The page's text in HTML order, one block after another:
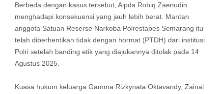
Berbeda dengan kasus tersebut, Aipda Robiq Zaenudin
menghadapi konsekuensi yang jauh lebih berat. Mantan
anggota Satuan Reserse Narkoba Polrestabes Semarang itu
telah diberhentikan tidak dengan hormat (PTDH) dari institusi
Polri setelah banding etik yang diajukannya ditolak pada 14
Agustus 2025.
Kuasa hukum keluarga Gamma Rizkynata Oktavandy, Zainal